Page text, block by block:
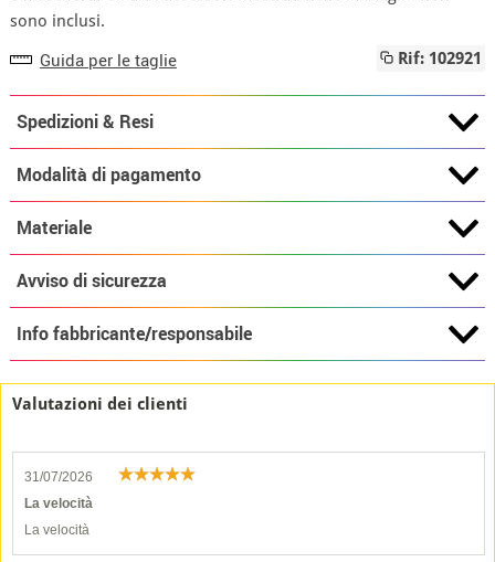
sono inclusi.
Guida per le taglie Rif: 102921
Spedizioni & Resi
Modalità di pagamento
Materiale
Avviso di sicurezza
Info fabbricante/responsabile
Valutazioni dei clienti
31/07/2026
La velocità
La velocità